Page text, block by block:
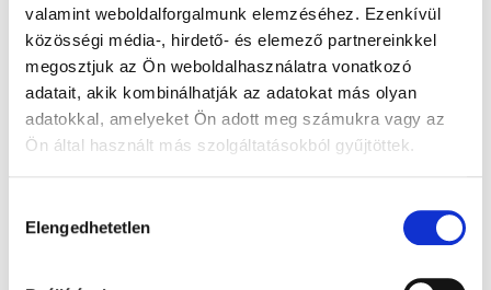
valamint weboldalforgalmunk elemzéséhez. Ezenkívül
közösségi média-, hirdető- és elemező partnereinkkel
megosztjuk az Ön weboldalhasználatra vonatkozó
adatait, akik kombinálhatják az adatokat más olyan
adatokkal, amelyeket Ön adott meg számukra vagy az
Ön által használt más szolgáltatásokból gyűjtöttek.
kiválasztása
Elengedhetetlen